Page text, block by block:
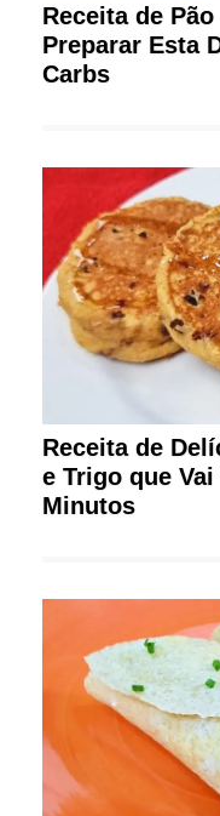
Receita de
Preparar Esta
Carbs
Receita de
e Trigo que
Minutos